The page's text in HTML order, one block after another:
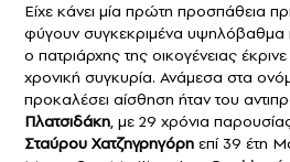
Είχε κάνει μία πρώτη προσπάθεια
φύγουν συγκεκριμένα υψηλόβαθμα
ο πατριάρχης της οικογένειας
χρονική συγκυρία. Ανάμεσα στα
προκαλέσει αίσθηση ήταν του
Πλατσιδάκη, με 29 χρόνια
Σταύρου Χατζηγρηγόρη επί 39 έτη